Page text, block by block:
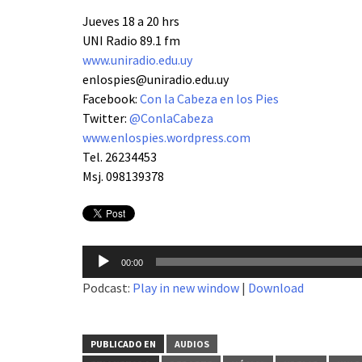
Jueves 18 a 20 hrs
UNI Radio 89.1 fm
www.uniradio.edu.uy
enlospies@uniradio.edu.uy
Facebook: Con la Cabeza en los Pies
Twitter: @ConlaCabeza
www.enlospies.wordpress.com
Tel. 26234453
Msj. 098139378
Reproductor
de
audio
00:00
Podcast: Play in new window | Download
PUBLICADO EN
AUDIOS